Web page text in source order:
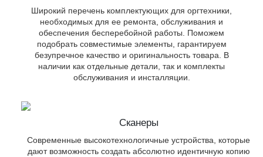
Широкий перечень комплектующих для оргтехники,
необходимых для ее ремонта, обслуживания и
обеспечения бесперебойной работы. Поможем
подобрать совместимые элементы, гарантируем
безупречное качество и оригинальность товара. В
наличии как отдельные детали, так и комплекты
обслуживания и инсталляции.
Сканеры
Современные высокотехнологичные устройства, которые
дают возможность создать абсолютно идентичную копию